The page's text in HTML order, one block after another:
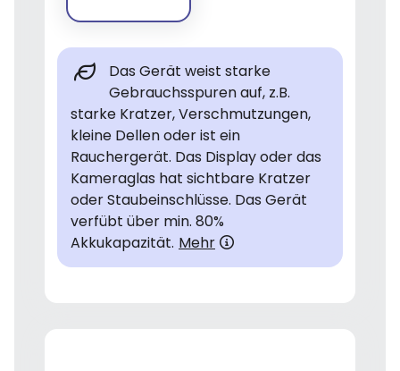
Das Gerät weist starke
Gebrauchsspuren auf, z.B.
starke Kratzer, Verschmutzungen,
kleine Dellen oder ist ein
Rauchergerät. Das Display oder das
Kameraglas hat sichtbare Kratzer
oder Staubeinschlüsse. Das Gerät
verfübt über min. 80%
Akkukapazität. Mehr